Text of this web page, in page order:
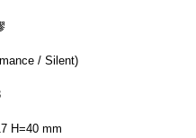
/ Silent)
H=40 mm